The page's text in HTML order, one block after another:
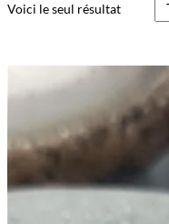
Voici le seul résultat